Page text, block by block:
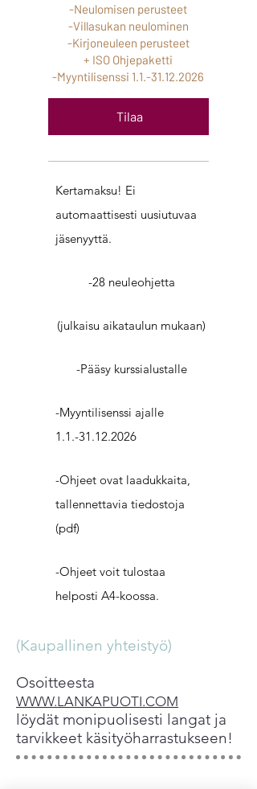
-Neulomisen perusteet
-Villasukan neulominen
-Kirjoneuleen perusteet
+ ISO Ohjepaketti
-Myyntilisenssi 1.1.-31.12.2026
Tilaa
Kertamaksu! Ei
automaattisesti uusiutuvaa
jäsenyyttä.
-28 neuleohjetta
(julkaisu aikataulun mukaan)
-Pääsy kurssialustalle
-Myyntilisenssi ajalle
1.1.-31.12.2026
-Ohjeet ovat laadukkaita,
tallennettavia tiedostoja
(pdf)
-Ohjeet voit tulostaa
helposti A4-koossa.
(Kaupallinen yhteistyö)
Osoitteesta
WWW.LANKAPUOTI.COM
löydät monipuolisesti langat ja
tarvikkeet käsityöharrastukseen!